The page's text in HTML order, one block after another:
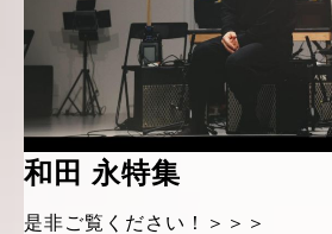
和田 永特集
是非ご覧ください！＞＞＞